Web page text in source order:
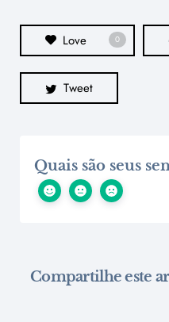
Love 0
Tweet
Quais são seus
Compartilhe este